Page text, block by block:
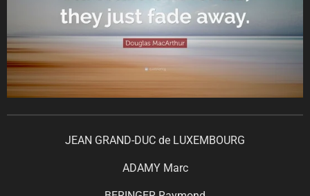
JEAN GRAND-DUC de LUXEMBOURG
ADAMY Marc